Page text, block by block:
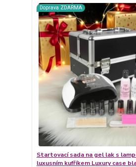
Doprava ZDARMA
Startovací sada na gel lak s
luxusním kufříkem Luxury case